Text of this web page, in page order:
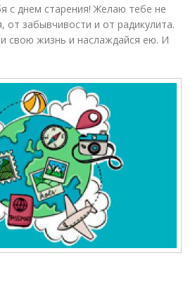
с днем старения! Желаю тебе не
от забывчивости и от радикулита.
свою жизнь и наслаждайся ею. И